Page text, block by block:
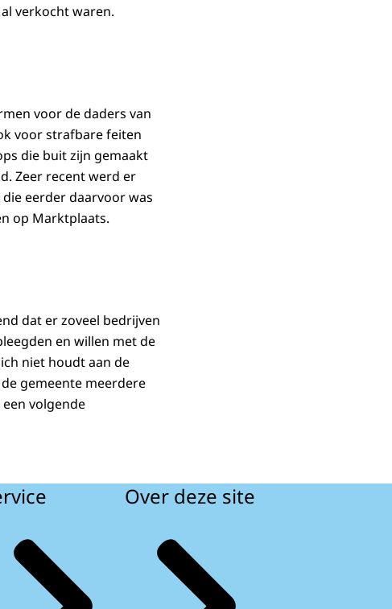
verkocht waren.
voor de daders van
voor strafbare feiten
die buit zijn gemaakt
Zeer recent werd er
eerder daarvoor was
op Marktplaats.
dat er zoveel bedrijven
en willen met de
niet houdt aan de
gemeente meerdere
volgende
Over deze site